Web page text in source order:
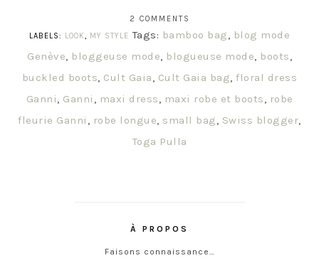
2 COMMENTS
LABELS: LOOK MY STYLE Tags: bamboo bag
blog mode
Genève
bloggeuse mode blogueuse mode boots
buckled boots Cult Gaia Cult Gaia bag ,floral dress
Ganni
Ganni maxi dress maxi robe et boots
robe
fleurie Ganni
robe longue small bag Swiss blogger
Toga Pulla
À PROPOS
Faisons connaissance…